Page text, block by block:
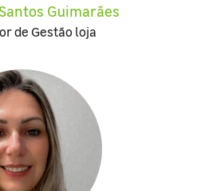
Guimarães
de Gestão loja